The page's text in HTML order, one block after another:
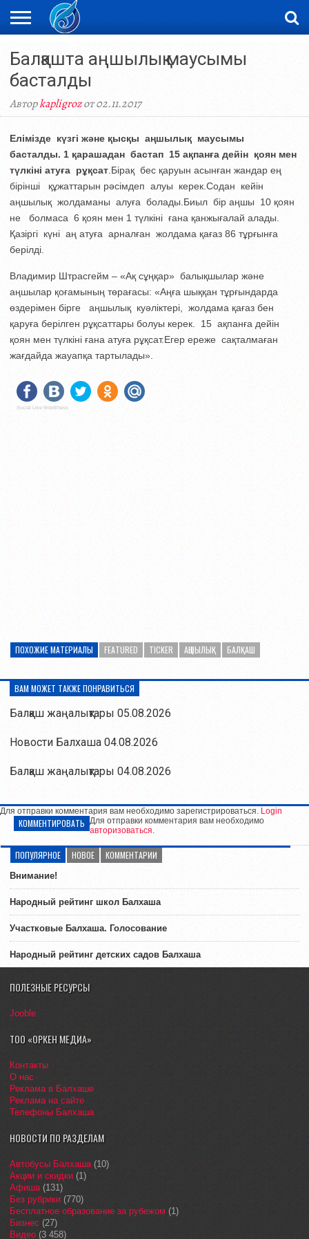
НОВОСТИ
ВИДЕО
ФОТОРЕПОРТАЖИ
ОРКЕН
LIVETV
Балқашта аңшылық маусымы
басталды
Авторkapligrozот 02.11.2017
Елімізде күзгі және қысқы аңшылық маусымы
басталды. 1 қарашадан бастап 15 ақпанға дейін қоян мен
түлкіні атуға рұқсат .Бірақ бес қаруын асынған жандар ең
бірінші құжаттарын рәсімдеп алуы керек.Содан кейін
аңшылық жолдаманы алуға болады.Биыл бір аңшы 10 қоян
не болмаса 6 қоян мен 1 түлкіні ғана қанжығалай алады.
Қазіргі күні аң атуға арналған жолдама қағаз 86 тұрғынға
берілді.
Владимир Штрасгейм – «Ақ сұңқар» балықшылар және
аңшылар қоғамының төрағасы: «Аңға шыққан тұрғындарда
өздерімен бірге аңшылық куәліктері, жолдама қағаз бен
қаруға берілген рұқсаттары болуы керек. 15 ақпанға дейін
қоян мен түлкіні ғана атуға рұқсат.Егер ереже сақталмаған
жағдайда жауапқа тартылады».
Social Like WordPress
ПОХОЖИЕ МАТЕРИАЛЫ FEATURED TICKER АҢШЫЛЫҚ БАЛҚАШ
ВАМ МОЖЕТ ТАКЖЕ ПОНРАВИТЬСЯ
Балқаш жаңалықтары 05.08.2026
Новости Балхаша 04.08.2026
Балқаш жаңалықтары 04.08.2026
Для отправки комментария вам необходимо зарегистрироваться. Login
КОММЕНТИРОВАТЬ Для отправки комментария вам необходимо
авторизоваться.
ПОПУЛЯРНОЕ НОВОЕ КОММЕНТАРИИ
Внимание!
Народный рейтинг школ Балхаша
Участковые Балхаша. Голосование
Народный рейтинг детских садов Балхаша
ПОЛЕЗНЫЕ РЕСУРСЫ
Jooble
ТОО «ОРКЕН МЕДИА»
Контакты
О нас
Реклама в Балхаше
Реклама на сайте
Телефоны Балхаша
НОВОСТИ ПО РАЗДЕЛАМ
Автобусы Балхаша(10)
Акции и скидки (1)
Афиша(131)
Без рубрики (770)
Бесплатное образование за рубежом (1)
Бизнес (27)
Видео (3 458)